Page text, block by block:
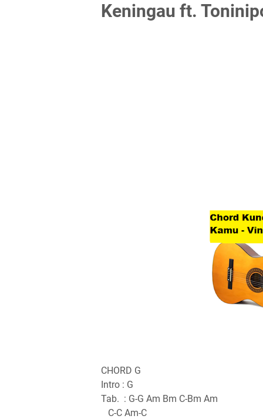
Keningau ft.
CHORD G
Intro : G
Tab. : G-G Am Bm C-Bm Am
C-C Am-C